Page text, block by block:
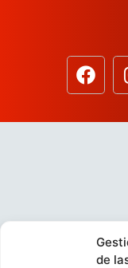
de